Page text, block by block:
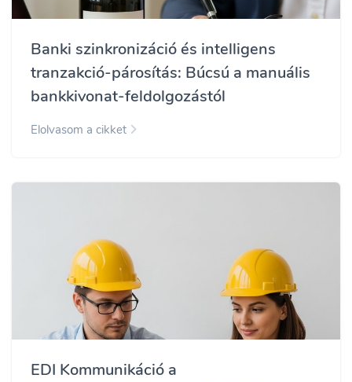
Banki szinkronizáció és intelligens
tranzakció-párosítás: Búcsú a manuális
bankkivonat-feldolgozástól
Elolvasom a cikket
EDI Kommunikáció a